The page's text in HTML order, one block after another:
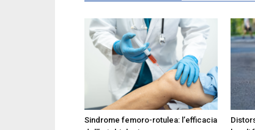
Sindrome femoro-rotulea: l’efficacia